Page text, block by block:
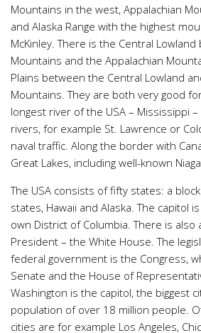
Marketing
Občanská nauka
Pedagogika
Právo
Psychologie a Sociologie
Společenské vědy
Zdravotnictví
Zeměpis
Novinky
Mountains in the west, Appalachian
and Alaska Range with the highest
McKinley. There is the Central
Mountains and the Appalachian
Plains between the Central Lowland
Mountains. They are both very good
longest river of the USA – Mississippi
rivers, for example St. Lawrence or
naval traffic. Along the border with
Great Lakes, including well-known
The USA consists of fifty states: a
states, Hawaii and Alaska. The capitol
own District of Columbia. There is also
President – the White House. The
federal government is the Congress,
Senate and the House of
Washington is the capitol, the biggest
population of over 18 million people.
cities are for example Los Angeles,